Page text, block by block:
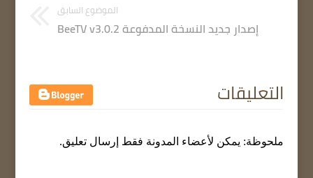
الموضوع السابق
إصدار جديد النسخة المدفوعة BeeTV v3.0.2
التعليقات
ملحوظة: يمكن لأعضاء المدونة فقط إرسال تعليق.